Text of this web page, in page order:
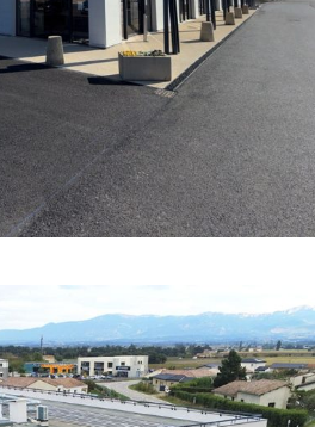
STORE ET ESPACE DE VENTE·
FORT·INDUSTRIE ET BÂTIMENT·
LES RÉFÉRENCES